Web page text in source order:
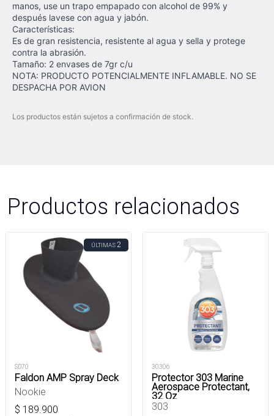
manos, use un trapo empapado con alcohol de 99% y
después lavese con agua y jabón.
Características:
Es de gran resistencia, resistente al agua y sella y protege
contra la abrasión.
Tamaño: 2 envases de 7gr c/u
NOTA: PRODUCTO POTENCIALMENTE INFLAMABLE. NO SE
DESPACHA POR AVION
Los productos están sujetos a confirmación de stock.
Productos relacionados
ÚLTIMAS2
SD70
Faldon AMP Spray Deck
Nookie
$ 189.900
30306
Protector 303 Marine
Aerospace Protectant,
32 Oz
303